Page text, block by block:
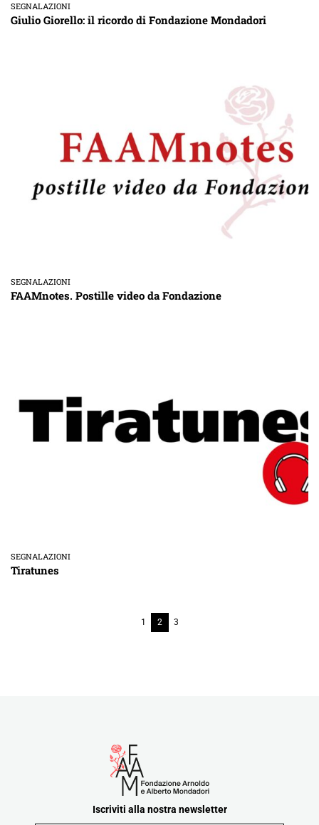
SEGNALAZIONI
Giulio Giorello: il ricordo di Fondazione Mondadori
SEGNALAZIONI
FAAMnotes. Postille video da Fondazione
SEGNALAZIONI
Tiratunes
1 2 3
Iscriviti alla nostra newsletter